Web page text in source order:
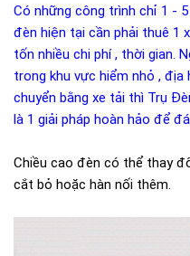
Có những công trình chỉ 1 -
đèn hiện tại cần phải thuê 1
tốn nhiều chi phí , thời gian.
trong khu vực hiểm nhỏ , địa
chuyển bằng xe tải thì Trụ
là 1 giải pháp hoàn hảo để
Chiều cao đèn có thể thay
cắt bỏ hoặc hàn nối thêm.